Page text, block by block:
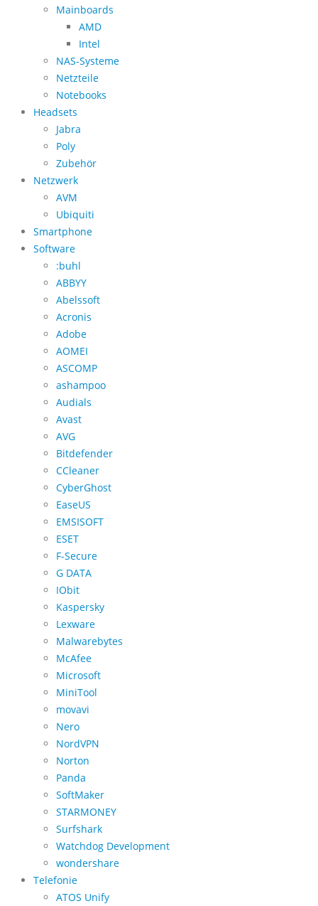
Mainboards
AMD
Intel
NAS-Systeme
Netzteile
Notebooks
Headsets
Jabra
Poly
Zubehör
Netzwerk
AVM
Ubiquiti
Smartphone
Software
:buhl
ABBYY
Abelssoft
Acronis
Adobe
AOMEI
ASCOMP
ashampoo
Audials
Avast
AVG
Bitdefender
CCleaner
CyberGhost
EaseUS
EMSISOFT
ESET
F-Secure
G DATA
IObit
Kaspersky
Lexware
Malwarebytes
McAfee
Microsoft
MiniTool
movavi
Nero
NordVPN
Norton
Panda
SoftMaker
STARMONEY
Surfshark
Watchdog Development
wondershare
Telefonie
ATOS Unify